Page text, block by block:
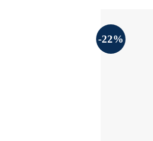
-22%